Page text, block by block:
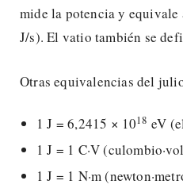
mide la potencia y
J/s). El vatio también se
Otras equivalencias del
1 J = 6,2415 × 1018eV
1 J = 1 C·V
1 J = 1 N·m